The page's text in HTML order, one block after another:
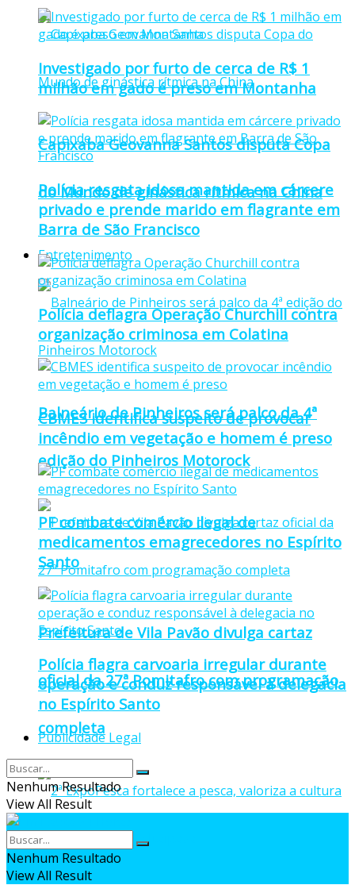
Capixaba Geovanna Santos disputa Copa
do Mundo de ginástica rítmica na China
Entretenimento
Balneário de Pinheiros será palco da 4ª
edição do Pinheiros Motorock
Prefeitura de Vila Pavão divulga cartaz
oficial da 27ª Pomitafro com programação
completa
Investigado por furto de cerca de R$ 1
milhão em gado é preso em Montanha
Polícia resgata idosa mantida em cárcere
privado e prende marido em flagrante em
Barra de São Francisco
Polícia deflagra Operação Churchill contra
organização criminosa em Colatina
CBMES identifica suspeito de provocar
incêndio em vegetação e homem é preso
PF combate comércio ilegal de
medicamentos emagrecedores no Espírito
Santo
Polícia flagra carvoaria irregular durante
operação e conduz responsável à delegacia
no Espírito Santo
Publicidade Legal
Nenhum Resultado
View All Result
Nenhum Resultado
View All Result